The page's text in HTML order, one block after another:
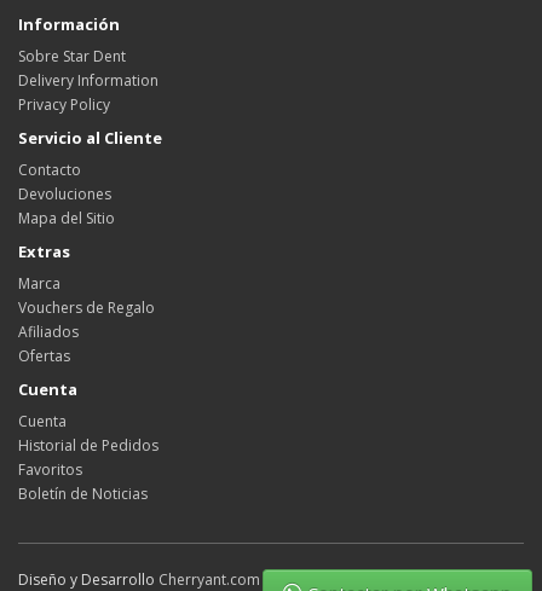
Información
Sobre Star Dent
Delivery Information
Privacy Policy
Servicio al Cliente
Contacto
Devoluciones
Mapa del Sitio
Extras
Marca
Vouchers de Regalo
Afiliados
Ofertas
Cuenta
Cuenta
Historial de Pedidos
Favoritos
Boletín de Noticias
Diseño y Desarrollo Cherryant.com